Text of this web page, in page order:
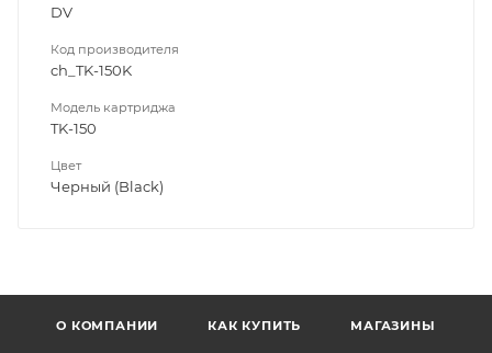
DV
Код производителя
ch_TK-150K
Модель картриджа
TK-150
Цвет
Черный (Black)
О КОМПАНИИ КАК КУПИТЬ МАГАЗИНЫ